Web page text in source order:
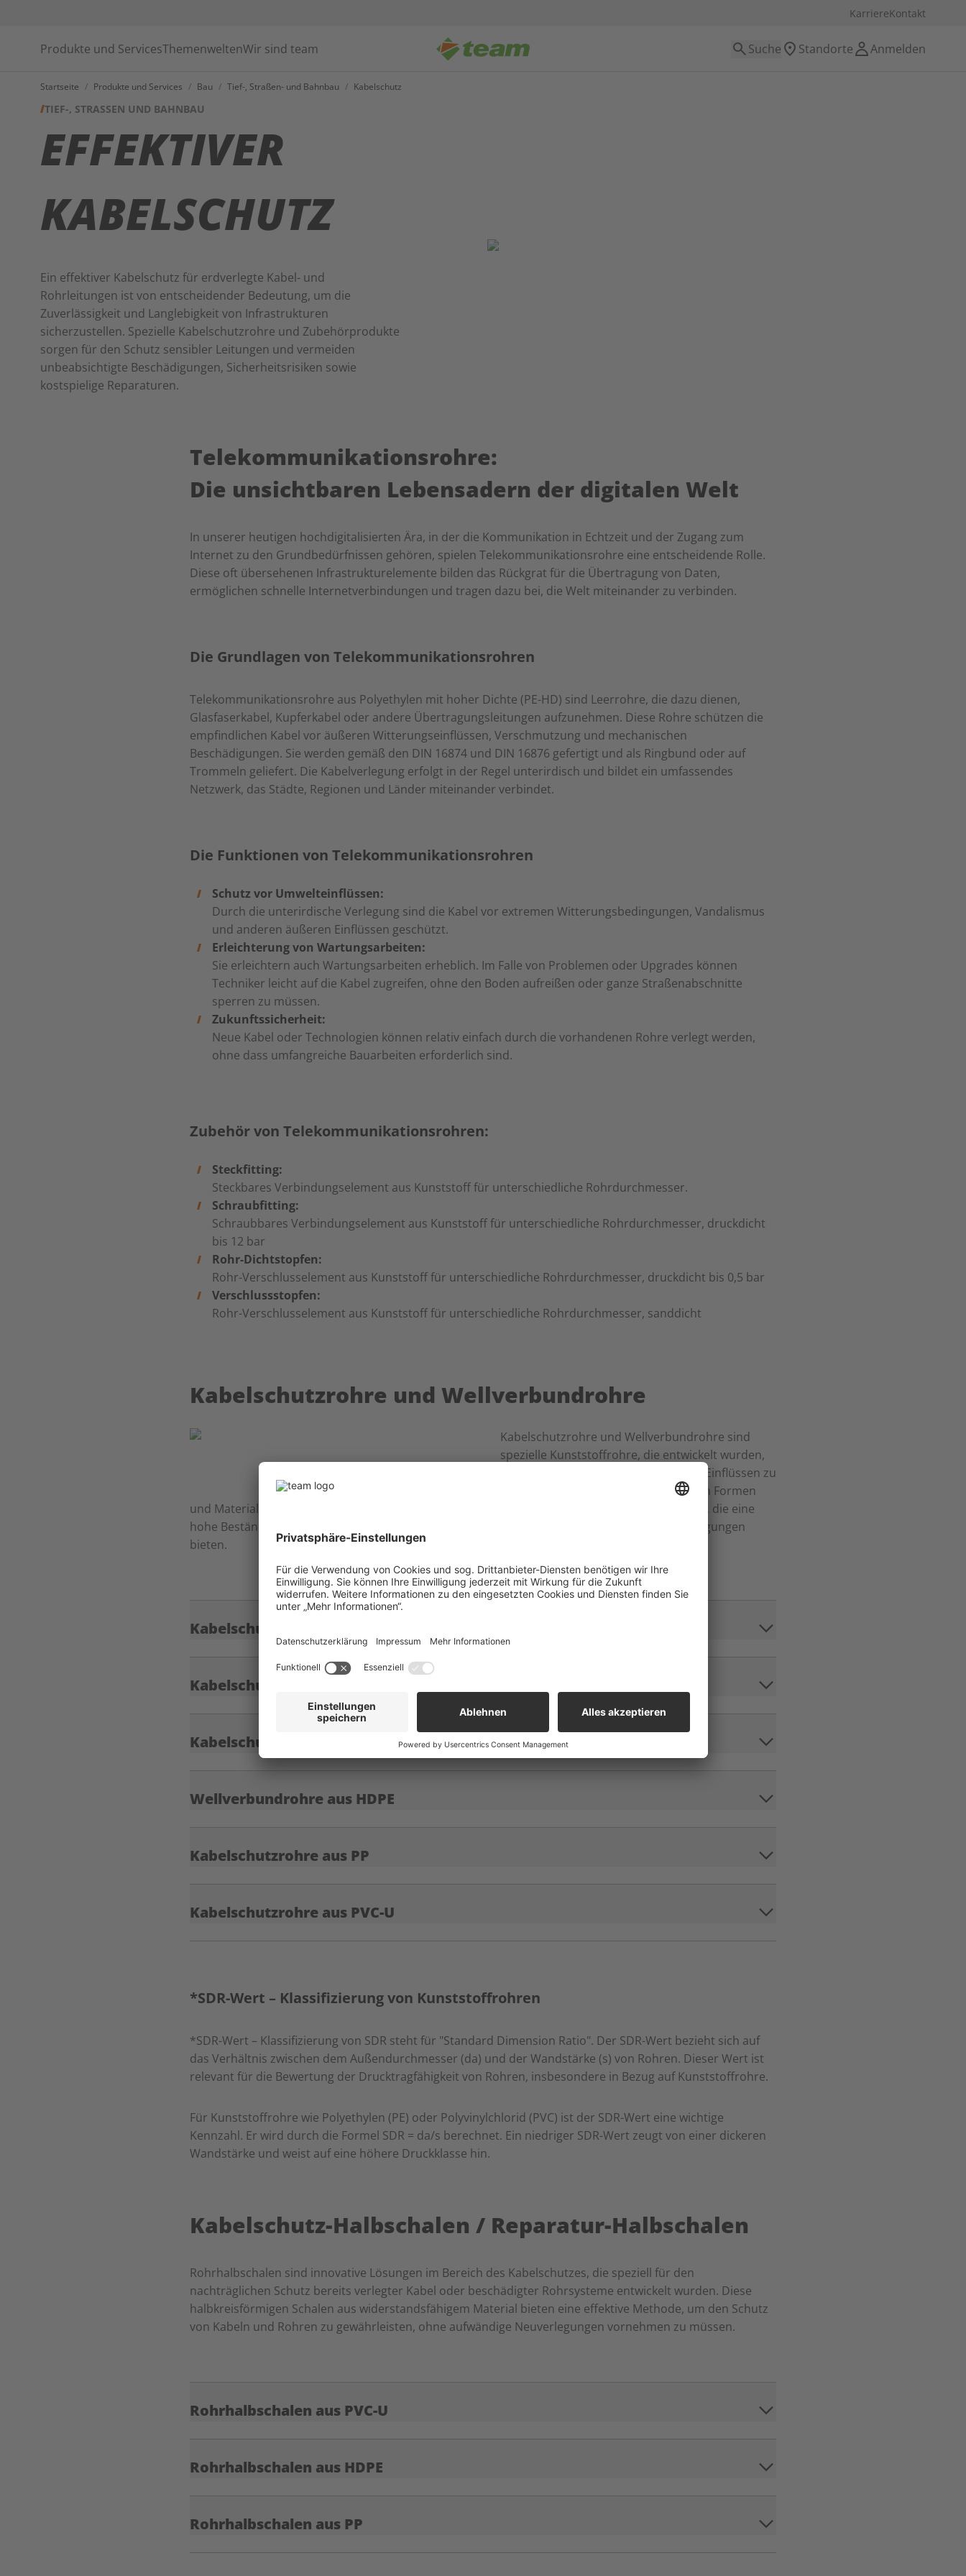
KarriereKontakt
Produkte und ServicesThemenweltenWir sind team Suche Standorte Anmelden
Startseite / Produkte und Services / Bau / Tief-, Straßen- und Bahnbau / Kabelschutz
TIEF-, STRASSEN UND BAHNBAU
EFFEKTIVER
KABELSCHUTZ
Ein effektiver Kabelschutz für erdverlegte Kabel- und
Rohrleitungen ist von entscheidender Bedeutung, um die
Zuverlässigkeit und Langlebigkeit von Infrastrukturen
sicherzustellen. Spezielle Kabelschutzrohre und Zubehörprodukte
sorgen für den Schutz sensibler Leitungen und vermeiden
unbeabsichtigte Beschädigungen, Sicherheitsrisiken sowie
kostspielige Reparaturen.
Telekommunikationsrohre:
Die unsichtbaren Lebensadern der digitalen Welt
In unserer heutigen hochdigitalisierten Ära, in der die Kommunikation in Echtzeit und der Zugang zum
Internet zu den Grundbedürfnissen gehören, spielen Telekommunikationsrohre eine entscheidende Rolle.
Diese oft übersehenen Infrastrukturelemente bilden das Rückgrat für die Übertragung von Daten,
ermöglichen schnelle Internetverbindungen und tragen dazu bei, die Welt miteinander zu verbinden.
Die Grundlagen von Telekommunikationsrohren
Telekommunikationsrohre aus Polyethylen mit hoher Dichte (PE-HD) sind Leerrohre, die dazu dienen,
Glasfaserkabel, Kupferkabel oder andere Übertragungsleitungen aufzunehmen. Diese Rohre schützen die
empfindlichen Kabel vor äußeren Witterungseinflüssen, Verschmutzung und mechanischen
Beschädigungen. Sie werden gemäß den DIN 16874 und DIN 16876 gefertigt und als Ringbund oder auf
Trommeln geliefert. Die Kabelverlegung erfolgt in der Regel unterirdisch und bildet ein umfassendes
Netzwerk, das Städte, Regionen und Länder miteinander verbindet.
Die Funktionen von Telekommunikationsrohren
Schutz vor Umwelteinflüssen:
Durch die unterirdische Verlegung sind die Kabel vor extremen Witterungsbedingungen, Vandalismus
und anderen äußeren Einflüssen geschützt.
Erleichterung von Wartungsarbeiten:
Sie erleichtern auch Wartungsarbeiten erheblich. Im Falle von Problemen oder Upgrades können
Techniker leicht auf die Kabel zugreifen, ohne den Boden aufreißen oder ganze Straßenabschnitte
sperren zu müssen.
Zukunftssicherheit:
Neue Kabel oder Technologien können relativ einfach durch die vorhandenen Rohre verlegt werden,
ohne dass umfangreiche Bauarbeiten erforderlich sind.
Zubehör von Telekommunikationsrohren:
Steckfitting:
Steckbares Verbindungselement aus Kunststoff für unterschiedliche Rohrdurchmesser.
Schraubfitting:
Schraubbares Verbindungselement aus Kunststoff für unterschiedliche Rohrdurchmesser, druckdicht
bis 12 bar
Rohr-Dichtstopfen:
Rohr-Verschlusselement aus Kunststoff für unterschiedliche Rohrdurchmesser, druckdicht bis 0,5 bar
Verschlussstopfen:
Rohr-Verschlusselement aus Kunststoff für unterschiedliche Rohrdurchmesser, sanddicht
Kabelschutzrohre und Wellverbundrohre
Kabelschutzrohre und Wellverbundrohre sind
spezielle Kunststoffrohre, die entwickelt wurden,
um Kabel und Leitungen vor äußeren Einflüssen zu
schützen. Sie werden in verschiedenen Formen
und Materialien gefertigt. Die gängigsten Materialien sind Kunststoffe wie Polyethylen oder PVC, die eine
hohe Beständigkeit gegenüber Witterungseinflüssen, Chemikalien und mechanischen Beschädigungen
bieten.
Kabelschutzrohre aus HDPE
Kabelschutzrohre aus HDPE mit Steckmuffe
Kabelschutzrohre aus HDPE mit glatten Enden
Wellverbundrohre aus HDPE
Kabelschutzrohre aus PP
Kabelschutzrohre aus PVC-U
*SDR-Wert – Klassifizierung von Kunststoffrohren
*SDR-Wert – Klassifizierung von SDR steht für "Standard Dimension Ratio". Der SDR-Wert bezieht sich auf
das Verhältnis zwischen dem Außendurchmesser (da) und der Wandstärke (s) von Rohren. Dieser Wert ist
relevant für die Bewertung der Drucktragfähigkeit von Rohren, insbesondere in Bezug auf Kunststoffrohre.
Für Kunststoffrohre wie Polyethylen (PE) oder Polyvinylchlorid (PVC) ist der SDR-Wert eine wichtige
Kennzahl. Er wird durch die Formel SDR = da/s berechnet. Ein niedriger SDR-Wert zeugt von einer dickeren
Wandstärke und weist auf eine höhere Druckklasse hin.
Kabelschutz-Halbschalen / Reparatur-Halbschalen
Rohrhalbschalen sind innovative Lösungen im Bereich des Kabelschutzes, die speziell für den
nachträglichen Schutz bereits verlegter Kabel oder beschädigter Rohrsysteme entwickelt wurden. Diese
halbkreisförmigen Schalen aus widerstandsfähigem Material bieten eine effektive Methode, um den Schutz
von Kabeln und Rohren zu gewährleisten, ohne aufwändige Neuverlegungen vornehmen zu müssen.
Rohrhalbschalen aus PVC-U
Rohrhalbschalen aus HDPE
Rohrhalbschalen aus PP